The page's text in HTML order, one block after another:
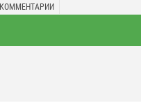
КОММЕНТАРИИ